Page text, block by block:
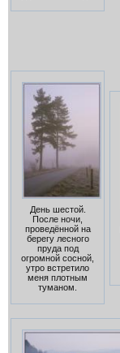
День шестой.
После ночи,
проведённой на
берегу лесного
пруда под
огромной сосной,
утро встретило
меня плотным
туманом.